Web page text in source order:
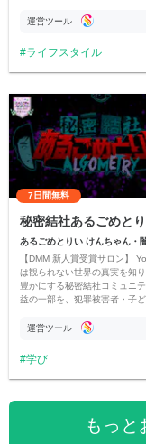
ただいています。
運営ツール
ライフスタイル
7日間無料
秘密結社あるごめと
あるごめとりい けんちゃん・
【DMM 新人賞受賞サロン】
は観られない世界の真実を知
豊かにする秘密結社コミュニ
益の一部を、犯罪被害者・子
す運営ツール
学び
もっと